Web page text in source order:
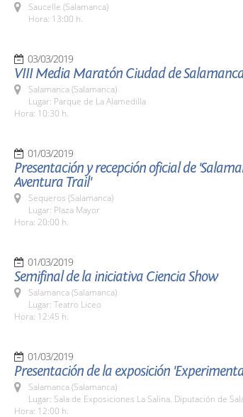
Saucelle (Salamanca)
Hora: 13:00 h.
03/03/2019
VIII Media Maratón Ciudad de
Salamanca (Salamanca)
Lugar: Parque de La Alamedilla
Hora: 10:30 h.
01/03/2019
Presentación y recepción oficial de
Aventura Trail'
Sequeros (Salamanca)
Lugar: Plaza Mayor
Hora: 20:00 h.
01/03/2019
Semifinal de la iniciativa Ciencia Show
Salamanca (Salamanca)
Lugar: Teatro Liceo
Hora: 12:45 h.
01/03/2019
Presentación de la exposición
Salamanca (Salamanca)
Lugar: Sala de Exposiciones La Salina. Diputación de
Hora: 12:00 h.